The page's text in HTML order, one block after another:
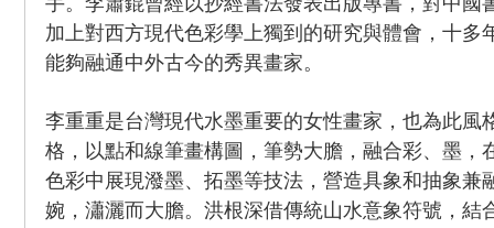
加上對西方現代色彩學上獨到的研究與體會，十多
能夠融通中外古今的秀異畫家。
李重重是台灣現代水墨重要的女性畫家，也為此風
格，以點和線筆畫構圖，筆勢大膽，融合彩、墨，
色彩中展現潑墨、拓墨等技法，營造具象和抽象兼
婉，瀟灑而大膽。洪根深借傳統山水意象符號，結